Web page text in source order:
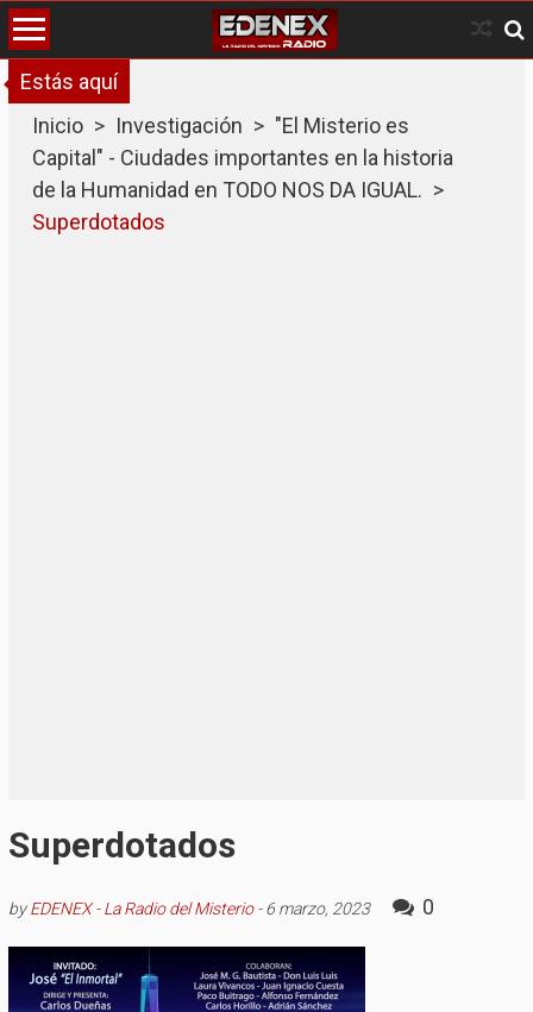
Skip
to
content
Estás aquí
Inicio > Investigación > "El Misterio es
Capital" - Ciudades importantes en la historia
de la Humanidad en TODO NOS DA IGUAL. >
Superdotados
Superdotados
byEDENEX - La Radio del Misterio-6 marzo, 2023 0